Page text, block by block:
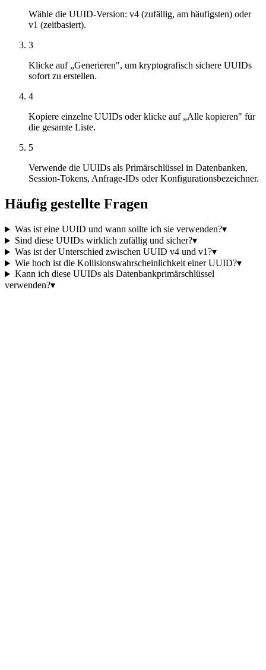
Wähle die UUID-Version: v4 (zufällig, am häufigsten) oder
v1 (zeitbasiert).
3
Klicke auf „Generieren", um kryptografisch sichere UUIDs
sofort zu erstellen.
4
Kopiere einzelne UUIDs oder klicke auf „Alle kopieren" für
die gesamte Liste.
5
Verwende die UUIDs als Primärschlüssel in Datenbanken,
Session-Tokens, Anfrage-IDs oder Konfigurationsbezeichner.
Häufig gestellte Fragen
Was ist eine UUID und wann sollte ich sie verwenden?▾
Sind diese UUIDs wirklich zufällig und sicher?▾
Was ist der Unterschied zwischen UUID v4 und v1?▾
Wie hoch ist die Kollisionswahrscheinlichkeit einer UUID?▾
Kann ich diese UUIDs als Datenbankprimärschlüssel
verwenden?▾